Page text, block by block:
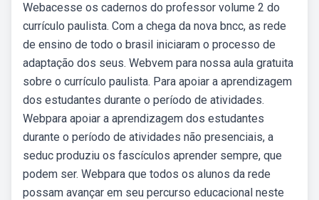
Webacesse os cadernos do professor volume 2 do
currículo paulista. Com a chega da nova bncc, as rede
de ensino de todo o brasil iniciaram o processo de
adaptação dos seus. Webvem para nossa aula gratuita
sobre o currículo paulista. Para apoiar a aprendizagem
dos estudantes durante o período de atividades.
Webpara apoiar a aprendizagem dos estudantes
durante o período de atividades não presenciais, a
seduc produziu os fascículos aprender sempre, que
podem ser. Webpara que todos os alunos da rede
possam avançar em seu percurso educacional neste